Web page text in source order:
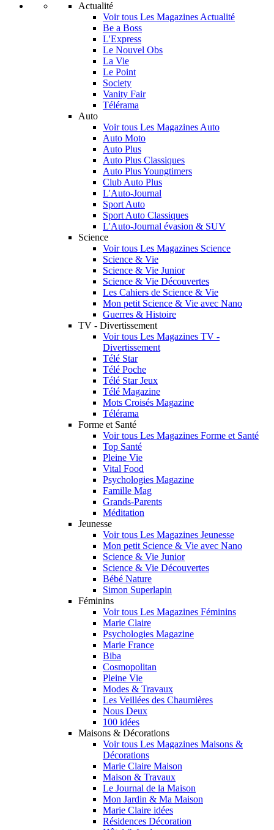
Actualité
Voir tous Les Magazines Actualité
Be a Boss
L'Express
Le Nouvel Obs
La Vie
Le Point
Society
Vanity Fair
Télérama
Auto
Voir tous Les Magazines Auto
Auto Moto
Auto Plus
Auto Plus Classiques
Auto Plus Youngtimers
Club Auto Plus
L'Auto-Journal
Sport Auto
Sport Auto Classiques
L'Auto-Journal évasion & SUV
Science
Voir tous Les Magazines Science
Science & Vie
Science & Vie Junior
Science & Vie Découvertes
Les Cahiers de Science & Vie
Mon petit Science & Vie avec Nano
Guerres & Histoire
TV - Divertissement
Voir tous Les Magazines TV -
Divertissement
Télé Star
Télé Poche
Télé Star Jeux
Télé Magazine
Mots Croisés Magazine
Télérama
Forme et Santé
Voir tous Les Magazines Forme et Santé
Top Santé
Pleine Vie
Vital Food
Psychologies Magazine
Famille Mag
Grands-Parents
Méditation
Jeunesse
Voir tous Les Magazines Jeunesse
Mon petit Science & Vie avec Nano
Science & Vie Junior
Science & Vie Découvertes
Bébé Nature
Simon Superlapin
Féminins
Voir tous Les Magazines Féminins
Marie Claire
Psychologies Magazine
Marie France
Biba
Cosmopolitan
Pleine Vie
Modes & Travaux
Les Veillées des Chaumières
Nous Deux
100 idées
Maisons & Décorations
Voir tous Les Magazines Maisons &
Décorations
Marie Claire Maison
Maison & Travaux
Le Journal de la Maison
Mon Jardin & Ma Maison
Marie Claire idées
Résidences Décoration